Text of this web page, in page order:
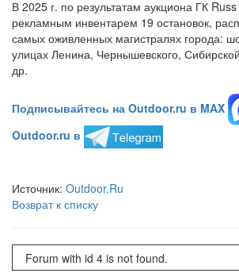
В 2025 г. по результатам аукциона ГК
рекламным инвентарем 19 остановок,
самых оживленных магистралях города:
улицах Ленина, Чернышевского,
др.
Подписывайтесь на Outdoor.ru в MAX
Outdoor.ru в
Источник: Outdoor.Ru
Возврат к списку
Forum with id 4 is not found.